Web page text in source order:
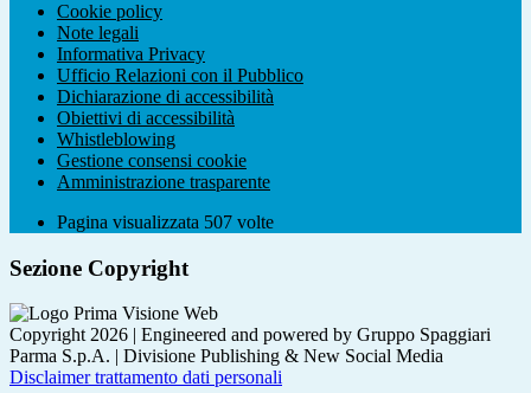
Cookie policy
Note legali
Informativa Privacy
Ufficio Relazioni con il Pubblico
Dichiarazione di accessibilità
Obiettivi di accessibilità
Whistleblowing
Gestione consensi cookie
Amministrazione trasparente
Pagina visualizzata 507 volte
Sezione Copyright
Copyright 2026 | Engineered and powered by Gruppo Spaggiari
Parma S.p.A. | Divisione Publishing & New Social Media
Disclaimer trattamento dati personali